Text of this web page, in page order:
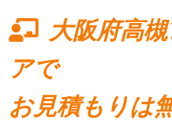
大阪府高
アで
お見積もりは